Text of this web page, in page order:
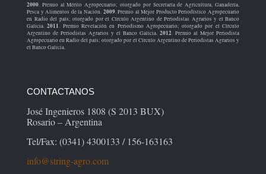
2000. Premio al Mérito Agropecuario; otorgado por Secretaría de Agricultura, Ganadería,
Pesca y Alimentos de la Nación. 2009. Premio al Mejor Producto Periodístico Agropecuario
en Radio del país; otorgado por el Círculo Argentino de Periodistas Agrarios y el Banco
Galicia.2011. Premio Revelación en Periodismo Agropecuario; otorgado por el Círculo
Argentino de Periodistas Agrarios y el Banco Galicia. 2012. Premio al Mejor Periodista
Agropecuario en Radio del país; otorgado por el Círculo Argentino de Periodistas Agrarios y
el Banco Galicia.
CONTACTANOS
José Ingenieros 1808 (S 2013 BUX)
Rosario – Argentina
Tel/Fax: (0341) 4300133 / 156-163163
info@string-agro.com